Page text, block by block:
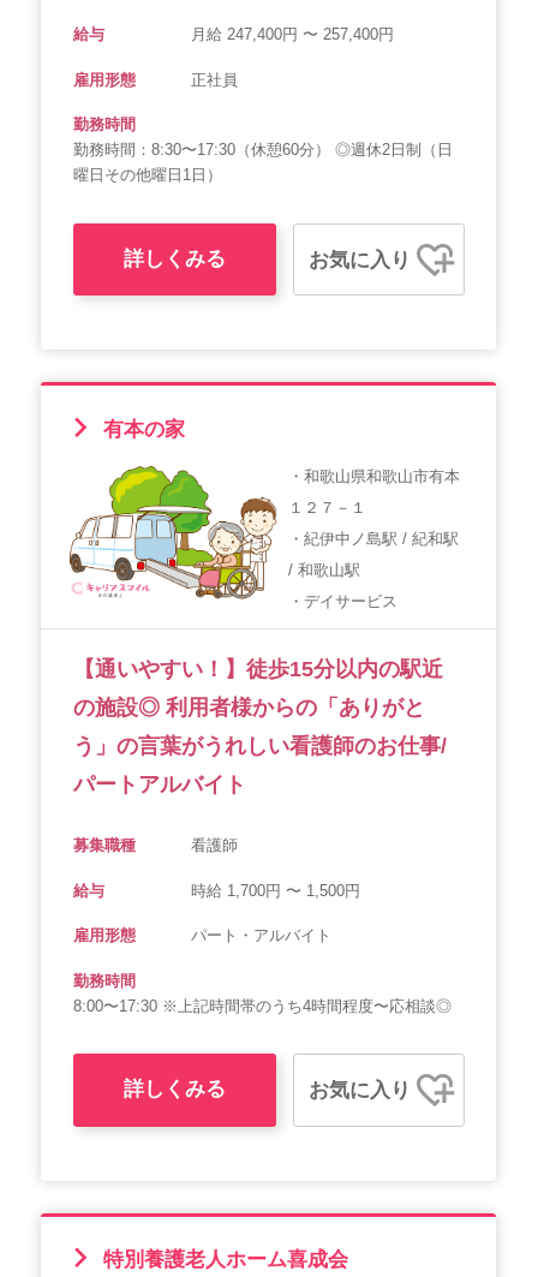
給与 月給 247,400円 〜 257,400円
雇用形態 正社員
勤務時間
勤務時間：8:30〜17:30（休憩60分） ◎週休2日制（日
曜日その他曜日1日）
詳しくみる お気に入り
有本の家
・和歌山県和歌山市有本
１２７－１
・紀伊中ノ島駅 / 紀和駅
/ 和歌山駅
・デイサービス
【通いやすい！】徒歩15分以内の駅近
の施設◎ 利用者様からの「ありがと
う」の言葉がうれしい看護師のお仕事/
パートアルバイト
募集職種 看護師
給与 時給 1,700円 〜 1,500円
雇用形態 パート・アルバイト
勤務時間
8:00〜17:30 ※上記時間帯のうち4時間程度〜応相談◎
詳しくみる お気に入り
特別養護老人ホーム喜成会